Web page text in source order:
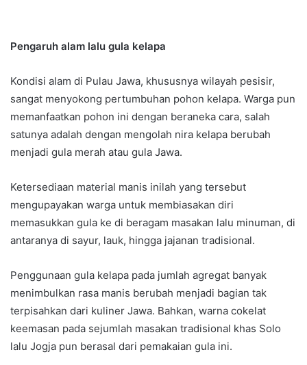
Pengaruh alam lalu gula kelapa
Kondisi alam di Pulau Jawa, khususnya wilayah pesisir,
sangat menyokong pertumbuhan pohon kelapa. Warga pun
memanfaatkan pohon ini dengan beraneka cara, salah
satunya adalah dengan mengolah nira kelapa berubah
menjadi gula merah atau gula Jawa.
Ketersediaan material manis inilah yang tersebut
mengupayakan warga untuk membiasakan diri
memasukkan gula ke di beragam masakan lalu minuman, di
antaranya di sayur, lauk, hingga jajanan tradisional.
Penggunaan gula kelapa pada jumlah agregat banyak
menimbulkan rasa manis berubah menjadi bagian tak
terpisahkan dari kuliner Jawa. Bahkan, warna cokelat
keemasan pada sejumlah masakan tradisional khas Solo
lalu Jogja pun berasal dari pemakaian gula ini.